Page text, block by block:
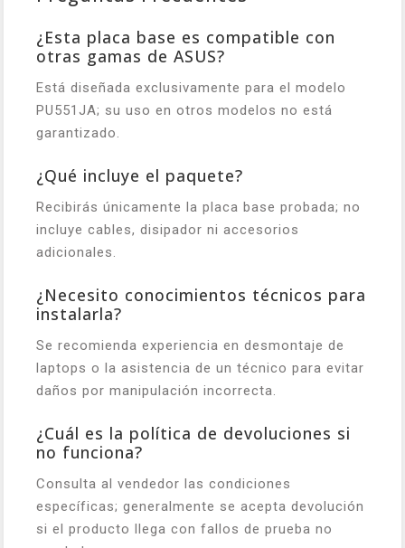
¿Esta placa base es compatible con
otras gamas de ASUS?
Está diseñada exclusivamente para el modelo
PU551JA; su uso en otros modelos no está
garantizado.
¿Qué incluye el paquete?
Recibirás únicamente la placa base probada; no
incluye cables, disipador ni accesorios
adicionales.
¿Necesito conocimientos técnicos para
instalarla?
Se recomienda experiencia en desmontaje de
laptops o la asistencia de un técnico para evitar
daños por manipulación incorrecta.
¿Cuál es la política de devoluciones si
no funciona?
Consulta al vendedor las condiciones
específicas; generalmente se acepta devolución
si el producto llega con fallos de prueba no